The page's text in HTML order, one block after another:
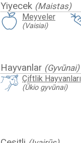
Yiyecek (Maistas)
Meyveler
(Vaisiai)
Hayvanlar (Gyvūnai)
Çiftlik Hayvanları
(Ūkio gyvūnai)